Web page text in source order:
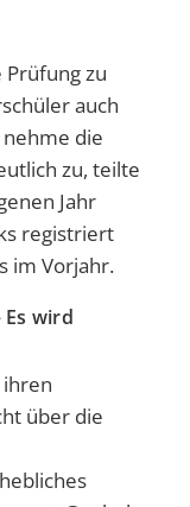
zu
auch
die
zu, teilte
Jahr
registriert
im Vorjahr.
wird
ihren
über die